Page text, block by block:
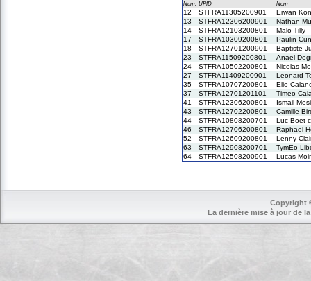
Num. UPID Nom
12 STFRA11305200901
Erwan
13
STFRA12306200901
Nathan
14
STFRA12103200801
Malo Tilly
17
STFRA10309200801
Paulin
18
STFRA12701200901
Baptiste
23
STFRA11509200801
Anael
24
STFRA10502200801
Nicolas
27
STFRA11409200901
Leonard
35
STFRA10707200801
Elio
37
STFRA12701201101
Timeo
41
STFRA12306200801
Ismail
43
STFRA12702200801
Camille
44
STFRA10808200701
Luc Boet-
46
STFRA12706200801
Raphael
52
STFRA12609200801
Lenny
63
STFRA12908200701
TymEo
64
STFRA12508200901 Lucas
Copyright
La dernière mise à jour de